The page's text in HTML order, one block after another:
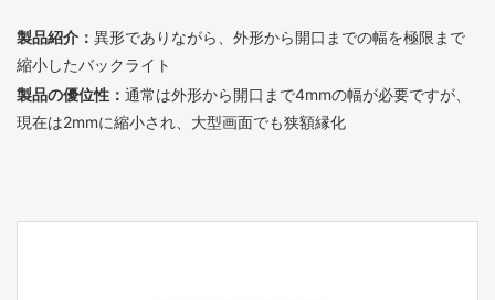
製品紹介： 異形でありながら、外形から開口までの幅を極限まで
縮小したバックライト
製品の優位性： 通常は外形から開口まで4mmの幅が必要ですが、
現在は2mmに縮小され、大型画面でも狭額縁化